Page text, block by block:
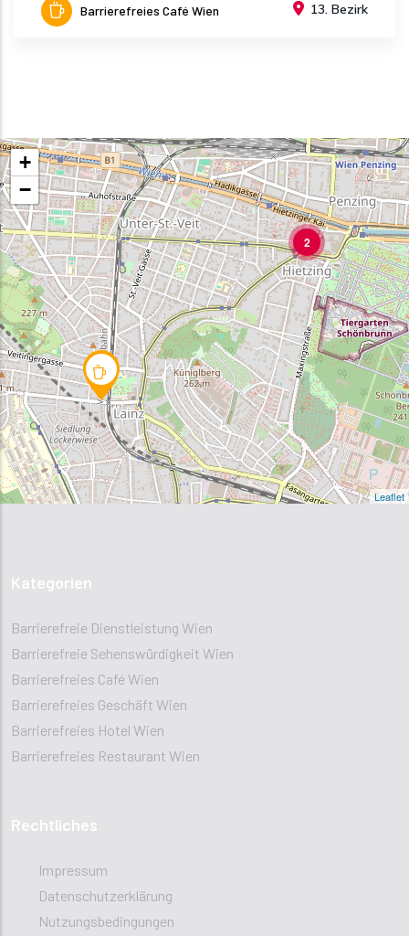
Barrierefreies Café Wien 13. Bezirk
2
+
−
Leaflet
Kategorien
Barrierefreie Dienstleistung Wien
Barrierefreie Sehenswürdigkeit Wien
Barrierefreies Café Wien
Barrierefreies Geschäft Wien
Barrierefreies Hotel Wien
Barrierefreies Restaurant Wien
Rechtliches
Impressum
Datenschutzerklärung
Nutzungsbedingungen